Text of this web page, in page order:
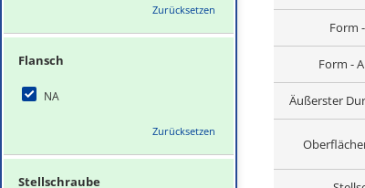
Zurücksetzen
Flansch
NA
Zurücksetzen
Stellschraube
Form
Form -
Äußerster